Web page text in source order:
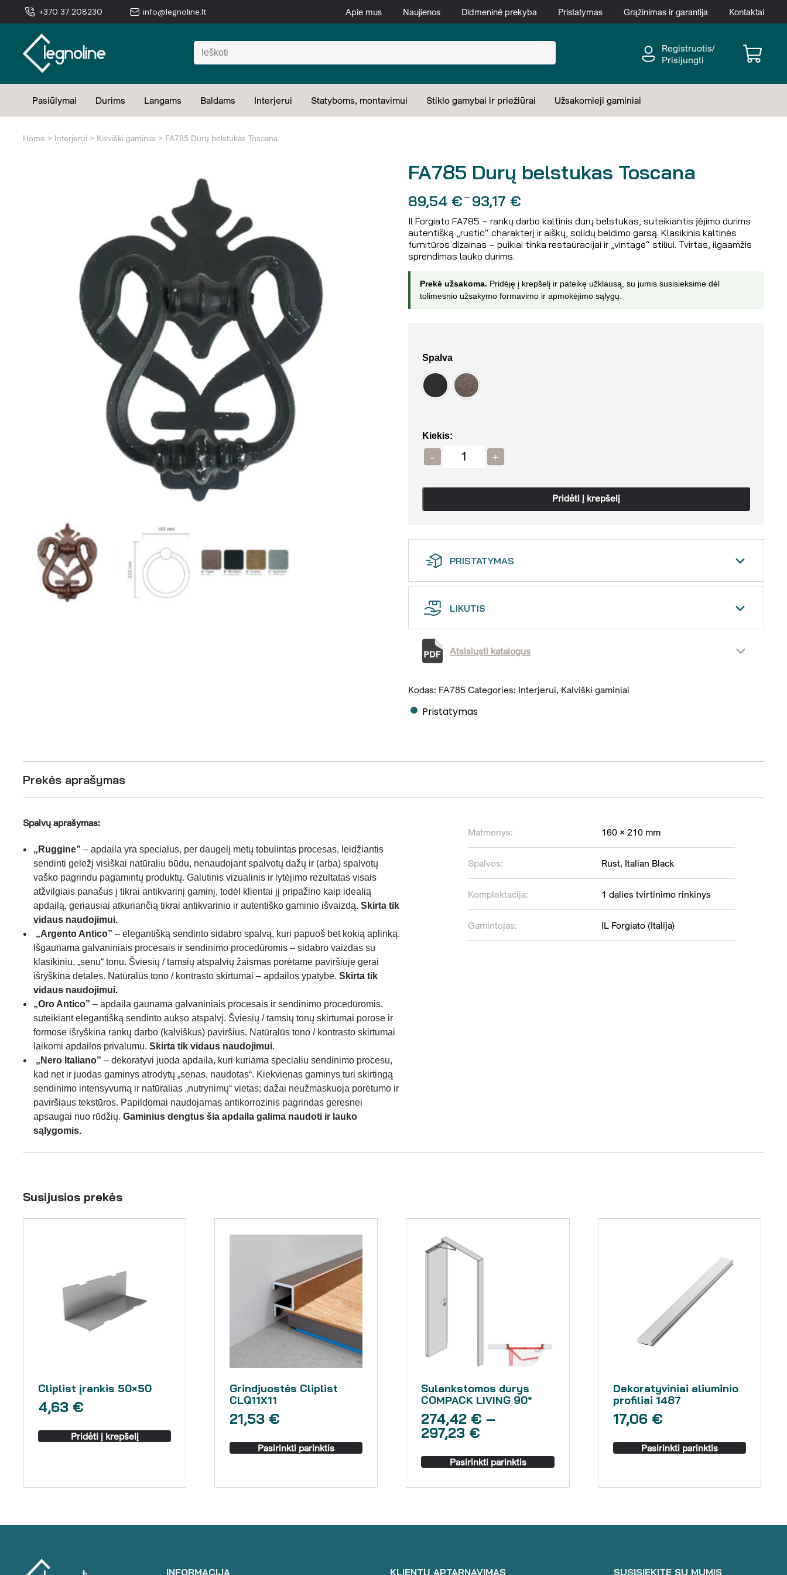
+370 37 208230 info@legnoline.lt Apie mus Naujienos Didmeninė prekyba Pristatymas Grąžinimas ir garantija Kontaktai
Registruotis/
Prisijungti
Pasiūlymai Durims Langams Baldams Interjerui Statyboms, montavimui Stiklo gamybai ir priežiūrai Užsakomieji gaminiai
Home > Interjerui > Kalviški gaminiai > FA785 Durų belstukas Toscana
FA785 Durų belstukas Toscana
89,54 € – 93,17 €
Il Forgiato FA785 – rankų darbo kaltinis durų belstukas, suteikiantis įėjimo durims
autentišką „rustic“ charakterį ir aiškų, solidų beldimo garsą. Klasikinis kaltinės
furnitūros dizainas – puikiai tinka restauracijai ir „vintage“ stiliui. Tvirtas, ilgaamžis
sprendimas lauko durims.
Prekė užsakoma. Pridėję į krepšelį ir pateikę užklausą, su jumis susisieksime dėl
tolimesnio užsakymo formavimo ir apmokėjimo sąlygų.
Spalva
Kiekis:
Quantity
- +
PRISTATYMAS
LIKUTIS
Atsisiųsti katalogus
Kodas: FA785 Categories: Interjerui, Kalviški gaminiai
Pristatymas
Prekės aprašymas
Spalvų aprašymas:
„Ruggine” – apdaila yra specialus, per daugelį metų tobulintas procesas, leidžiantis
sendinti geležį visiškai natūraliu būdu, nenaudojant spalvotų dažų ir (arba) spalvotų
vaško pagrindu pagamintų produktų. Galutinis vizualinis ir lytėjimo rezultatas visais
atžvilgiais panašus į tikrai antikvarinį gaminį, todėl klientai jį pripažino kaip idealią
apdailą, geriausiai atkuriančią tikrai antikvarinio ir autentiško gaminio išvaizdą. Skirta tik
vidaus naudojimui.
„Argento Antico” – elegantišką sendinto sidabro spalvą, kuri papuoš bet kokią aplinką.
Išgaunama galvaniniais procesais ir sendinimo procedūromis – sidabro vaizdas su
klasikiniu, „senu“ tonu. Šviesių / tamsių atspalvių žaismas porėtame paviršiuje gerai
išryškina detales. Natūralūs tono / kontrasto skirtumai – apdailos ypatybė. Skirta tik
vidaus naudojimui.
„Oro Antico” – apdaila gaunama galvaniniais procesais ir sendinimo procedūromis,
suteikiant elegantišką sendinto aukso atspalvį. Šviesių / tamsių tonų skirtumai porose ir
formose išryškina rankų darbo (kalviškus) paviršius. Natūralūs tono / kontrasto skirtumai
laikomi apdailos privalumu. Skirta tik vidaus naudojimui.
„ Nero Italiano” – dekoratyvi juoda apdaila, kuri kuriama specialiu sendinimo procesu,
kad net ir juodas gaminys atrodytų „senas, naudotas“. Kiekvienas gaminys turi skirtingą
sendinimo intensyvumą ir natūralias „nutrynimų“ vietas; dažai neužmaskuoja porėtumo ir
paviršiaus tekstūros. Papildomai naudojamas antikorrozinis pagrindas geresnei
apsaugai nuo rūdžių. Gaminius dengtus šia apdaila galima naudoti ir lauko
sąlygomis.
Matmenys: 160 × 210 mm
Spalvos: Rust, Italian Black
Komplektacija: 1 dalies tvirtinimo rinkinys
Gamintojas: IL Forgiato (Italija)
Susijusios prekės
Cliplist įrankis 50×50
4,63 €
Pridėti į krepšelį
Grindjuostės Cliplist
CLQ11X11
21,53 €
Pasirinkti parinktis
Sulankstomos durys
COMPACK LIVING 90°
274,42 € –
297,23 €
Pasirinkti parinktis
Dekoratyviniai aliuminio
profiliai 1487
17,06 €
Pasirinkti parinktis
INFORMACIJA KLIENTŲ APTARNAVIMAS SUSISIEKITE SU MUMIS